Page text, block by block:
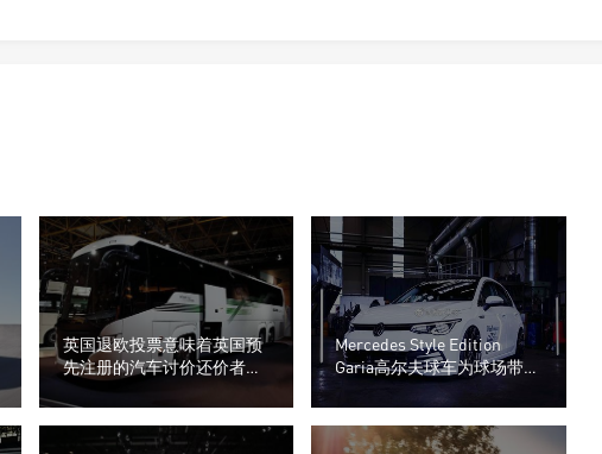
英国退欧投票意味着英国预
先注册的汽车讨价还价者会
Mercedes Style Edition
Garia高尔夫球车为球场带来